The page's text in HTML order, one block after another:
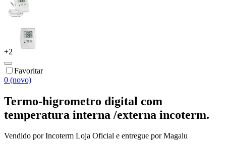
+2
Favoritar
0 (novo)
Termo-higrometro digital com
temperatura interna /externa incoterm.
Vendido porIncoterm Loja Oficial e entregue por Magalu